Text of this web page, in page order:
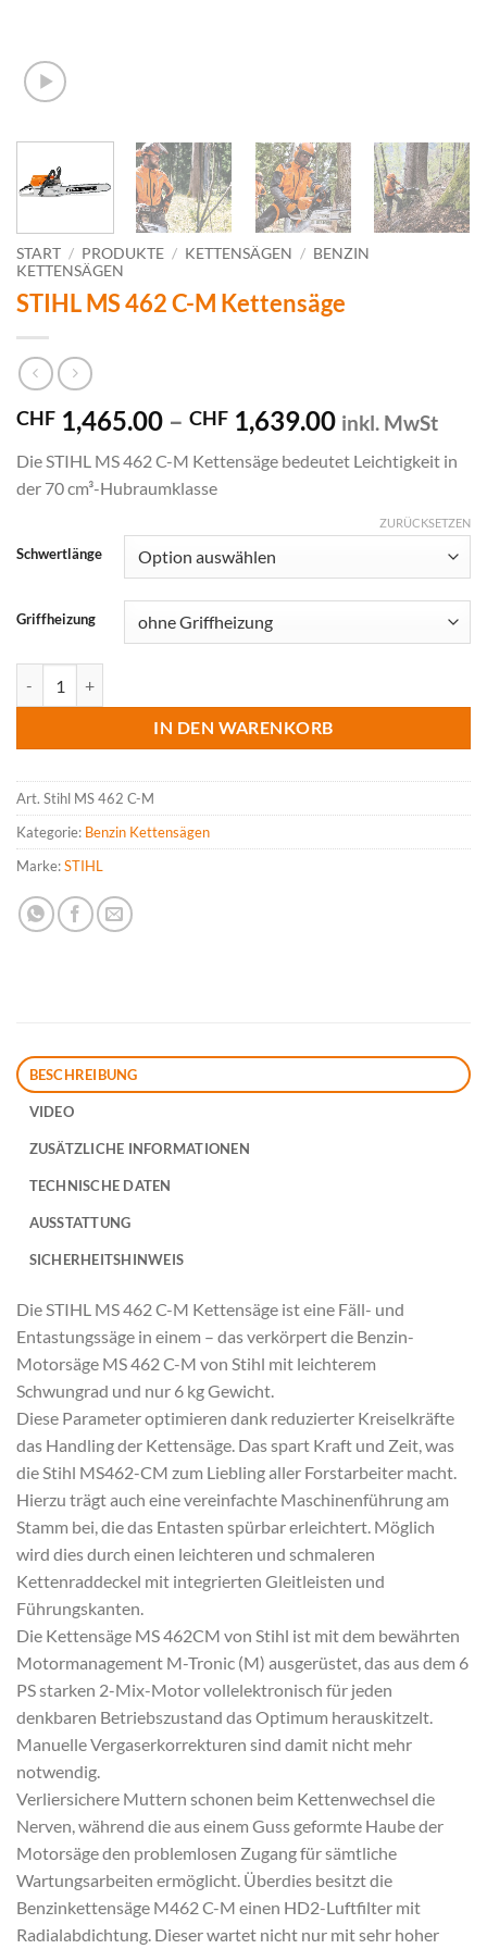
START / PRODUKTE / KETTENSÄGEN / BENZIN
KETTENSÄGEN
STIHL MS 462 C-M Kettensäge
CHF 1,465.00 – CHF 1,639.00Preisspanne:
bis
inkl. MwSt
Die STIHL MS 462 C-M Kettensäge bedeutet Leichtigkeit in
der 70 cm³-Hubraumklasse
Schwertlänge
Griffheizung
ZURÜCKSETZEN
IN DEN WARENKORB
Art. Stihl MS 462 C-M
Kategorie: Benzin Kettensägen
Marke:STIHL
BESCHREIBUNG
VIDEO
ZUSÄTZLICHE INFORMATIONEN
TECHNISCHE DATEN
AUSSTATTUNG
SICHERHEITSHINWEIS
Die STIHL MS 462 C-M Kettensäge ist eine Fäll- und
Entastungssäge in einem – das verkörpert die Benzin-
Motorsäge MS 462 C-M von Stihl mit leichterem
Schwungrad und nur 6 kg Gewicht.
Diese Parameter optimieren dank reduzierter Kreiselkräfte
das Handling der Kettensäge. Das spart Kraft und Zeit, was
die Stihl MS462-CM zum Liebling aller Forstarbeiter macht.
Hierzu trägt auch eine vereinfachte Maschinenführung am
Stamm bei, die das Entasten spürbar erleichtert. Möglich
wird dies durch einen leichteren und schmaleren
Kettenraddeckel mit integrierten Gleitleisten und
Führungskanten.
Die Kettensäge MS 462CM von Stihl ist mit dem bewährten
Motormanagement M-Tronic (M) ausgerüstet, das aus dem 6
PS starken 2-Mix-Motor vollelektronisch für jeden
denkbaren Betriebszustand das Optimum herauskitzelt.
Manuelle Vergaserkorrekturen sind damit nicht mehr
notwendig.
Verliersichere Muttern schonen beim Kettenwechsel die
Nerven, während die aus einem Guss geformte Haube der
Motorsäge den problemlosen Zugang für sämtliche
Wartungsarbeiten ermöglicht. Überdies besitzt die
Benzinkettensäge M462 C-M einen HD2-Luftfilter mit
Radialabdichtung. Dieser wartet nicht nur mit sehr hoher